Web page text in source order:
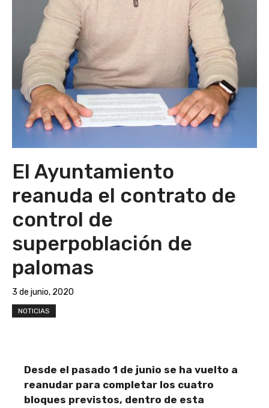
El Ayuntamiento
reanuda el contrato de
control de
superpoblación de
palomas
3 de junio, 2020
NOTICIAS
Desde el pasado 1 de junio se ha vuelto a
reanudar para completar los cuatro
bloques previstos, dentro de esta